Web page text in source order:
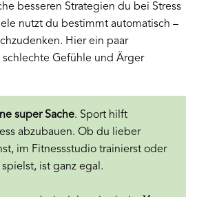
besseren Strategien du bei Stress
nutzt du bestimmt automatisch –
Hier ein paar
schlechte Gefühle und Ärger
super Sache. Sport hilft
abzubauen. Ob du lieber
im Fitnessstudio trainierst oder
ist ganz egal.